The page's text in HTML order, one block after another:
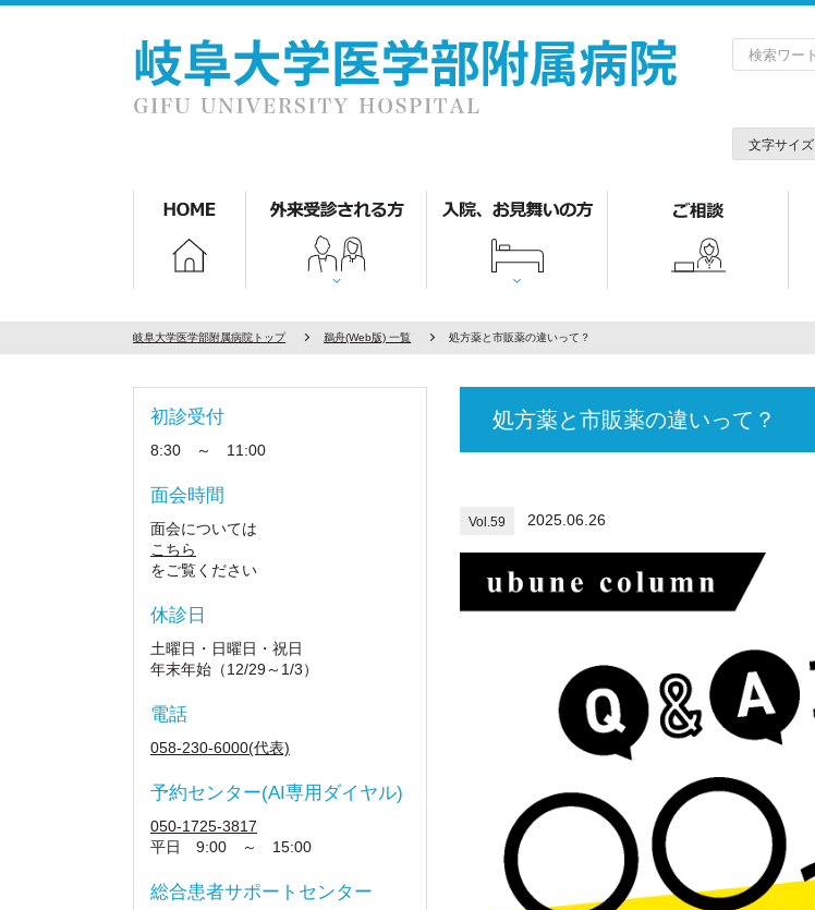
文字サイズ
岐阜大学医学部附属病院トップ 鵜舟(Web版) 一覧 処方薬と市販薬の違いって？
処方薬と市販薬の違いって？
Vol.59 2025.06.26
初診受付
8:30 ～ 11:00
面会時間
面会については
こちら
をご覧ください
休診日
土曜日・日曜日・祝日
年末年始（12/29～1/3）
電話
058-230-6000(代表)
予約センター(AI専用ダイヤル)
050-1725-3817
平日 9:00 ～ 15:00
総合患者サポートセンター